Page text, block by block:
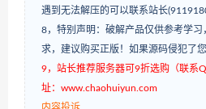
遇到无法解压的可以联系站长
8，特别声明：破解产品仅供参考学
求，建议购买正版！如果源码侵犯了
9，站长推荐服务器可9折选购（联系
址：www.chaohuiyun.com